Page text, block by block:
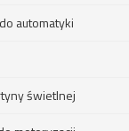
automatyki
świetlnej